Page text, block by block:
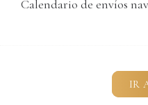
Calendario de envíos
IR